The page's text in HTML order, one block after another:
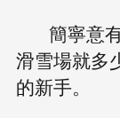
簡寧意
滑雪場就多
的新手。